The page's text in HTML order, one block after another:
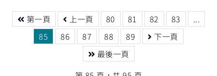
第一頁 上一頁 80 81 82 83
...
85
86 87 88 89
下一頁
最後一頁